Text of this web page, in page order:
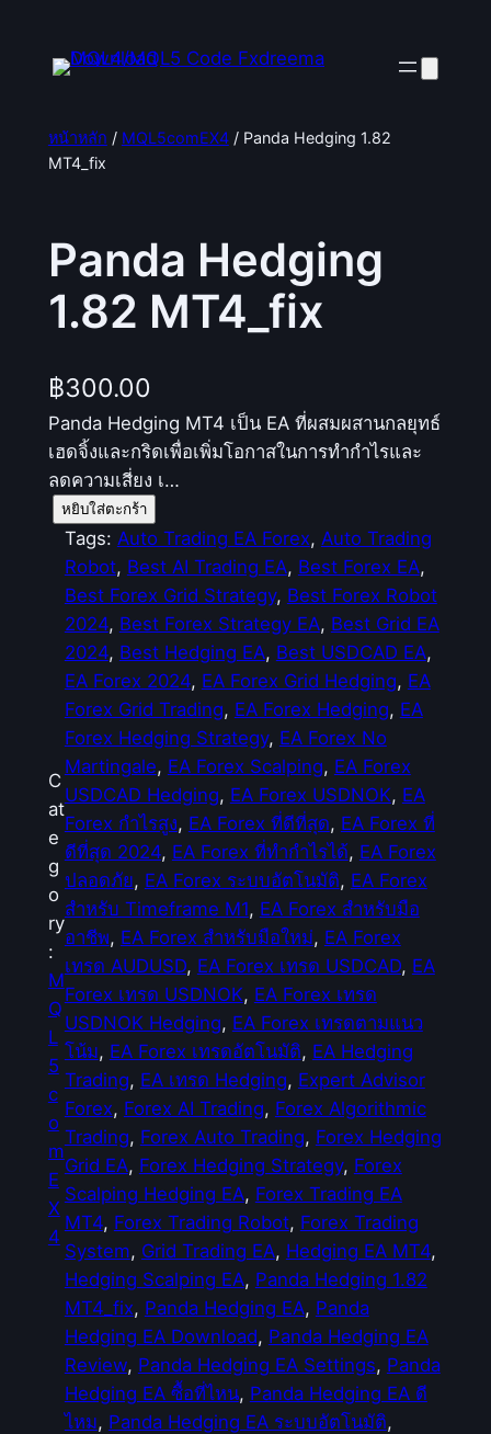
หน้าหลัก / MQL5comEX4/ Panda Hedging 1.82
MT4_fix
Panda Hedging
1.82 MT4_fix
฿300.00
Panda Hedging MT4 เป็น EA ที่ผสมผสานกลยุทธ์
เฮดจิ้งและกริดเพื่อเพิ่มโอกาสในการทำกำไรและ
ลดความเสี่ยง เ…
จำ
e
d
g
i
n
g
1
.
8
2
M
T
4
_
f
i
x
หยิบใส่ตะกร้า
C
at
e
g
o
ry
:
M
Q
L
5
c
o
m
E
X
4
Tags: Auto Trading EA Forex, Auto Trading
Robot, Best AI Trading EA, Best Forex EA
Best Forex Grid Strategy, Best Forex Robot
2024, Best Forex Strategy EA, Best Grid EA
2024, Best Hedging EA, Best USDCAD EA
EA Forex 2024, EA Forex Grid Hedging, EA
Forex Grid Trading, EA Forex Hedging, EA
Forex Hedging Strategy, EA Forex No
Martingale, EA Forex Scalping, EA Forex
USDCAD Hedging, EA Forex USDNOK, EA
Forex กำไรสูง, EA Forex ที่ดีที่สุด, EA Forex ที่
ดีที่สุด 2024, EA Forex ที่ทำกำไรได้, EA Forex
ปลอดภัย, EA Forex ระบบอัตโนมัติ, EA Forex
สำหรับ Timeframe M1, EA Forex สำหรับมือ
อาชีพ, EA Forex สำหรับมือใหม่, EA Forex
เทรด AUDUSD, EA Forex เทรด USDCAD, EA
Forex เทรด USDNOK, EA Forex เทรด
USDNOK Hedging, EA Forex เทรดตามแนว
โน้ม, EA Forex เทรดอัตโนมัติ, EA Hedging
Trading, EA เทรด Hedging, Expert Advisor
Forex, Forex AI Trading, Forex Algorithmic
Trading, Forex Auto Trading, Forex Hedging
Grid EA, Forex Hedging Strategy, Forex
Scalping Hedging EA, Forex Trading EA
MT4, Forex Trading Robot, Forex Trading
System, Grid Trading EA, Hedging EA MT4
Hedging Scalping EA, Panda Hedging 1.82
MT4_fix, Panda Hedging EA, Panda
Hedging EA Download, Panda Hedging EA
Review, Panda Hedging EA Settings, Panda
Hedging EA ซื้อที่ไหน, Panda Hedging EA ดี
ไหม, Panda Hedging EA ระบบอัตโนมัติ